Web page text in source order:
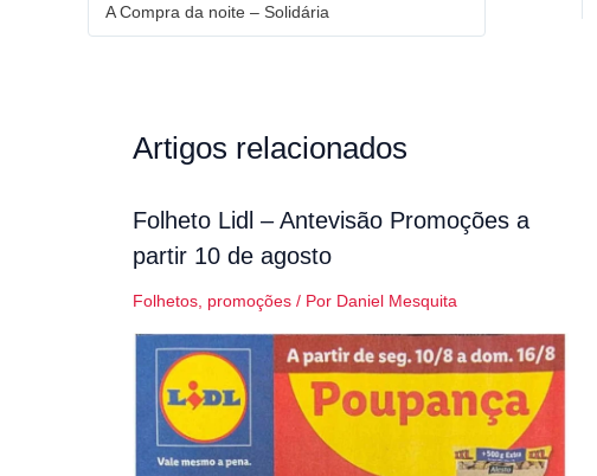
A Compra da noite – Solidária
Artigos relacionados
Folheto Lidl – Antevisão Promoções a
partir 10 de agosto
Folhetos promoções / Por Daniel Mesquita